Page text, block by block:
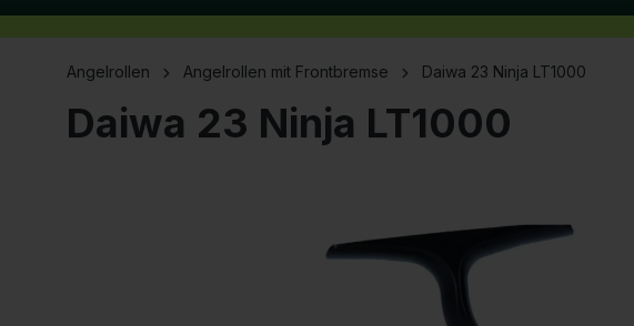
Angelrollen Angelrollen mit Frontbremse Daiwa 23 Ninja LT1000
Daiwa 23 Ninja LT1000